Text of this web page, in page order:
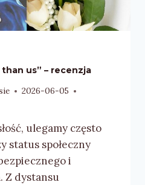
us” – recenzja
2026-06-05
ulegamy często
status społeczny
i
Z dystansu